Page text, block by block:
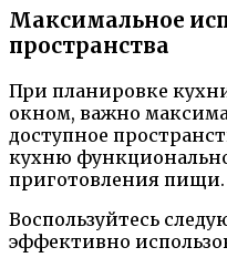
Максимальное
пространства
При планировке
окном, важно
доступное
кухню
приготовления пищи.
Воспользуйтесь
эффективно